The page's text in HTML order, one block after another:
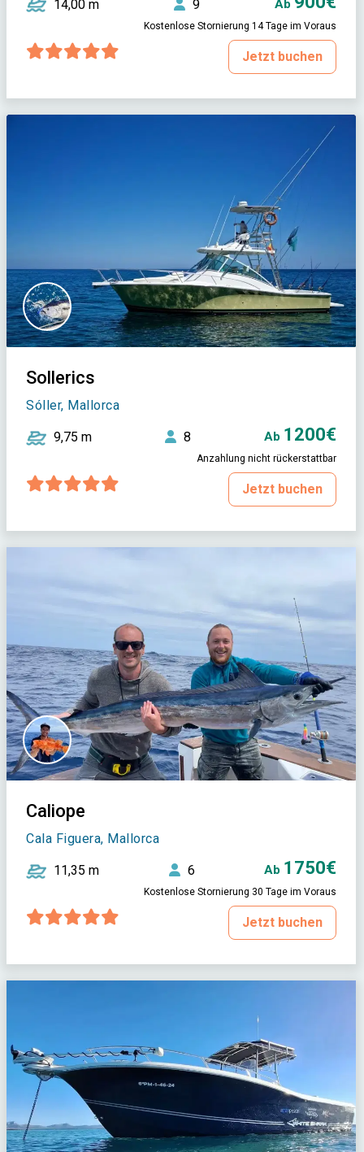
14,00 m 9 Ab
Kostenlose Stornierung 14 Tage im Voraus
Jetzt buchen
Sollerics
Sóller, Mallorca
9,75 m 8 Ab 1200€
Anzahlung nicht rückerstattbar
Jetzt buchen
Caliope
Cala Figuera, Mallorca
11,35 m 6 Ab 1750€
Kostenlose Stornierung 30 Tage im Voraus
Jetzt buchen